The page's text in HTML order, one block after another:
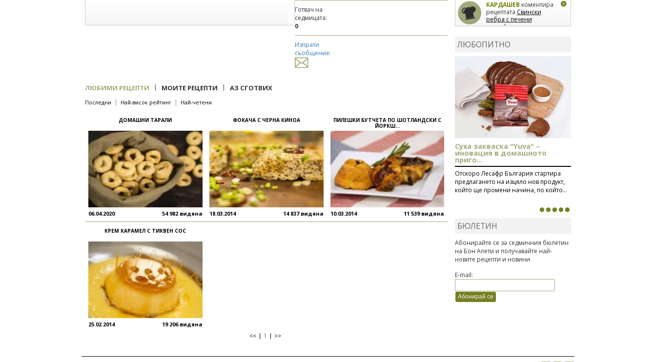
Готвач на
седмицата:
0
Изпрати
съобщение:
ЛЮБИМИ РЕЦЕПТИ | МОИТЕ РЕЦЕПТИ | АЗ СГОТВИХ
Последни | Най-висок рейтинг | Най-четени
ДОМАШНИ ТАРАЛИ
06.04.2020 54 982 видяна
ФОКАЧА С ЧЕРНА КИНОА
18.03.2014 14 837 видяна
ПИЛЕШКИ БУТЧЕТА ПО ШОТЛАНДСКИ С
ЙОРКШ...
10.03.2014 11 539 видяна
КРЕМ КАРАМЕЛ С ТИКВЕН СОС
25.02.2014 19 206 видяна
<< 1 >>
КАРДАШЕВ коментира
рецептата Свински
ребра с печени
картофи
лимон
коментира рецептата
Киноа със зеленчуци
ЛЮБОПИТНО
Суха закваска "Yuva" –
иновация в домашното
приго...
Отскоро Лесафр България стартира
предлагането на изцяло нов продукт,
който ще промени начина, по който...
БЮЛЕТИН
Абонирайте се за седмичния бюлетин
на Бон Апети и получавайте най-
новите рецепти и новини
E-mail: